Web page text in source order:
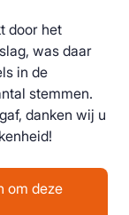
door het
was daar
in de
stemmen.
danken wij u
om deze